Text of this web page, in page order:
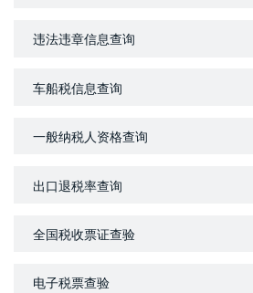
违法违章信息查询
车船税信息查询
一般纳税人资格查询
出口退税率查询
全国税收票证查验
电子税票查验